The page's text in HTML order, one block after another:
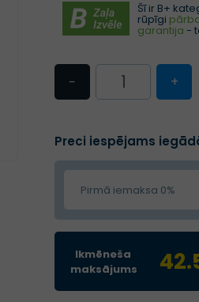
Šī ir B+
rūpīgi
garantija -
− +
Preci iespējams
Pirmā iemaksa 0%
Ikmēneša
maksājums